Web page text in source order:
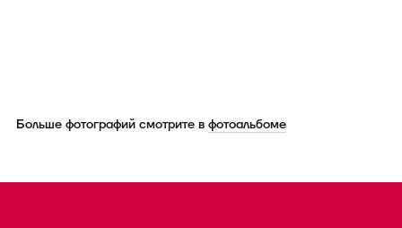
Больше фотографий смотрите в фотоальбоме